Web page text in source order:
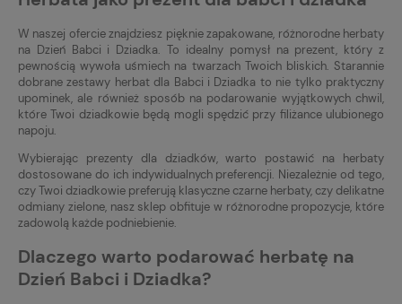
W naszej ofercie znajdziesz pięknie zapakowane, różnorodne herbaty
na Dzień Babci i Dziadka. To idealny pomysł na prezent, który z
pewnością wywoła uśmiech na twarzach Twoich bliskich. Starannie
dobrane zestawy herbat dla Babci i Dziadka to nie tylko praktyczny
upominek, ale również sposób na podarowanie wyjątkowych chwil,
które Twoi dziadkowie będą mogli spędzić przy filiżance ulubionego
napoju.
Wybierając prezenty dla dziadków, warto postawić na herbaty
dostosowane do ich indywidualnych preferencji. Niezależnie od tego,
czy Twoi dziadkowie preferują klasyczne czarne herbaty, czy delikatne
odmiany zielone, nasz sklep obfituje w różnorodne propozycje, które
zadowolą każde podniebienie.
Dlaczego warto podarować herbatę na
Dzień Babci i Dziadka?